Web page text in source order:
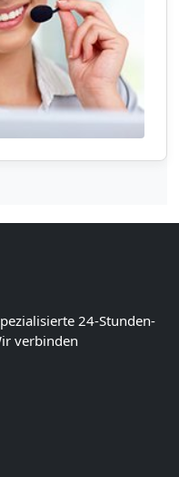
24-Stunden-
verbinden